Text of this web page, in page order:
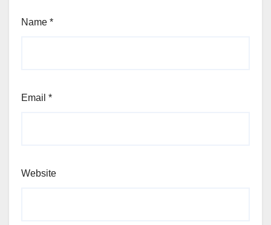
Name *
Email *
Website